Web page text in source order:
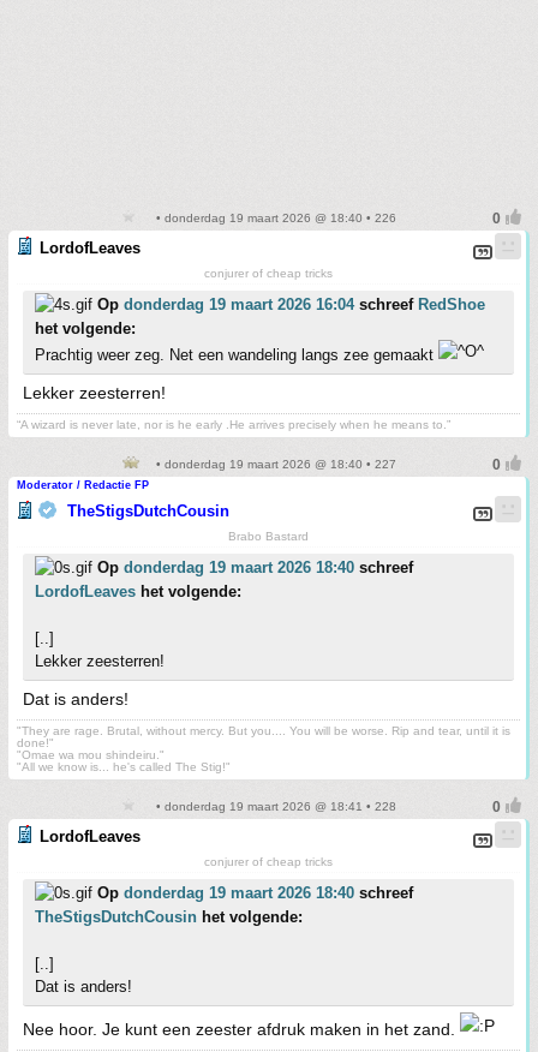
• donderdag 19 maart 2026 @ 18:40 • 226
LordofLeaves
conjurer of cheap tricks
Op donderdag 19 maart 2026 16:04schreef RedShoe
het volgende:
Prachtig weer zeg. Net een wandeling langs zee gemaakt
Lekker zeesterren!
“A wizard is never late, nor is he early .He arrives precisely when he means to.”
• donderdag 19 maart 2026 @ 18:40 • 227
Moderator / Redactie FP
TheStigsDutchCousin
Brabo Bastard
Op donderdag 19 maart 2026 18:40 schreef
LordofLeaves het volgende:
[..]
Lekker zeesterren!
Dat is anders!
"They are rage. Brutal, without mercy. But you.... You will be worse. Rip and tear, until it is
done!"
"Omae wa mou shindeiru."
"All we know is... he's called The Stig!"
• donderdag 19 maart 2026 @ 18:41 • 228
LordofLeaves
conjurer of cheap tricks
Op donderdag 19 maart 2026 18:40 schreef
TheStigsDutchCousin het volgende:
[..]
Dat is anders!
Nee hoor. Je kunt een zeester afdruk maken in het zand.